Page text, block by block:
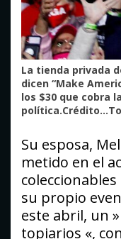
La tienda privada
dicen “Make
los $30 que cobra
Su esposa,
metido en el
su propio
este abril, un
topiarios «,